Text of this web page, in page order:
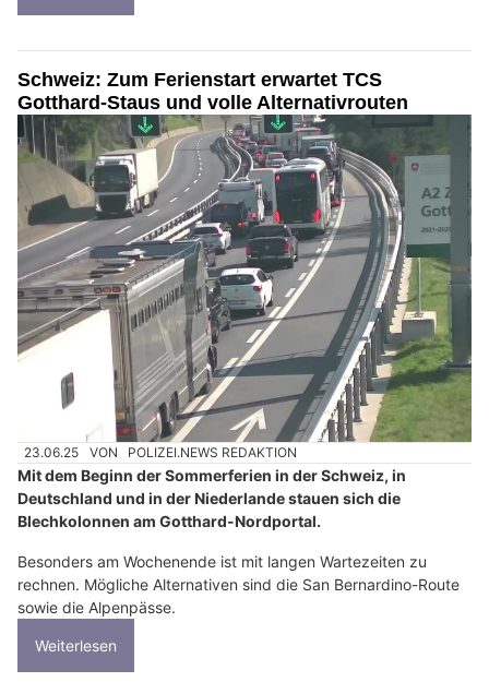
Schweiz: Zum Ferienstart erwartet TCS
Gotthard-Staus und volle Alternativrouten
23.06.25 VON POLIZEI.NEWS REDAKTION
Mit dem Beginn der Sommerferien in der Schweiz, in
Deutschland und in der Niederlande stauen sich die
Blechkolonnen am Gotthard-Nordportal.
Besonders am Wochenende ist mit langen Wartezeiten zu
rechnen. Mögliche Alternativen sind die San Bernardino-Route
sowie die Alpenpässe.
Weiterlesen